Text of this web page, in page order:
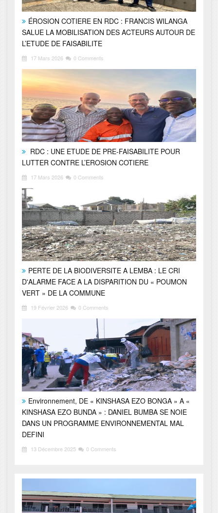
ÉROSION COTIERE EN RDC : FRANCIS WILANGA
SALUE LA MOBILISATION DES ACTEURS AUTOUR DE
L’ETUDE DE FAISABILITE
17 Mars 2026 0 Comments
RDC : UNE ETUDE DE PRE-FAISABILITE POUR
LUTTER CONTRE L’EROSION COTIERE
17 Mars 2026 0 Comments
PERTE DE LA BIODIVERSITE A LEMBA : LE CRI
D'ALARME FACE A LA DISPARITION DU « POUMON
VERT » DE LA COMMUNE
19 Février 2026 0 Comments
Environnement, DE « KINSHASA EZO BONGA » A «
KINSHASA EZO BUNDA » : DANIEL BUMBA SE NOIE
DANS UN PROGRAMME ENVIRONNEMENTAL MAL
DEFINI
13 Décembre 2025 0 Comments